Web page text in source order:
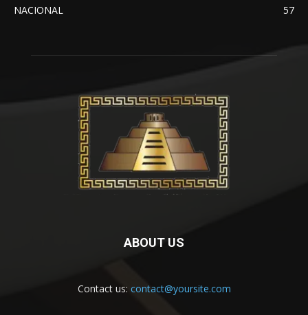
NACIONAL
57
ABOUT US
Contact us: contact@yoursite.com